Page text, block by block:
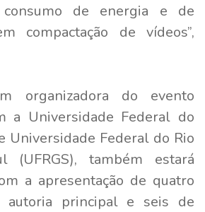
consumo de energia e de
compactação de vídeos”,
organizadora do evento
a Universidade Federal do
Universidade Federal do Rio
(UFRGS), também estará
a apresentação de quatro
autoria principal e seis de